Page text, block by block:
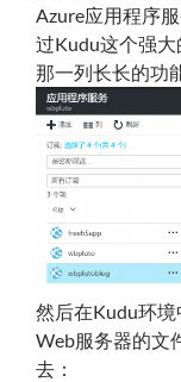
Azure应用程序
过Kudu这个强
那一列长长的功
然后在Kudu环境
Web服务器的文
去：